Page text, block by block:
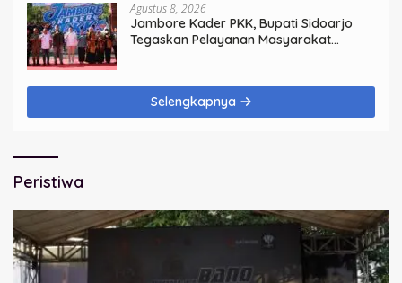
Agustus 8, 2026
Jambore Kader PKK, Bupati Sidoarjo
Tegaskan Pelayanan Masyarakat
Selengkapnya
Peristiwa